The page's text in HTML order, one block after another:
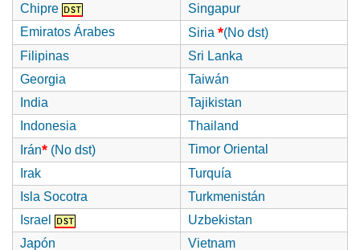
Chipre
Singapur
Emiratos Árabes
Siria *(No dst)
Filipinas
Sri Lanka
Georgia
Taiwán
India
Tajikistan
Indonesia
Thailand
Irán* (No dst)
Timor Oriental
Irak
Turquía
Isla Socotra
Turkmenistán
Israel
Uzbekistan
Japón
Vietnam